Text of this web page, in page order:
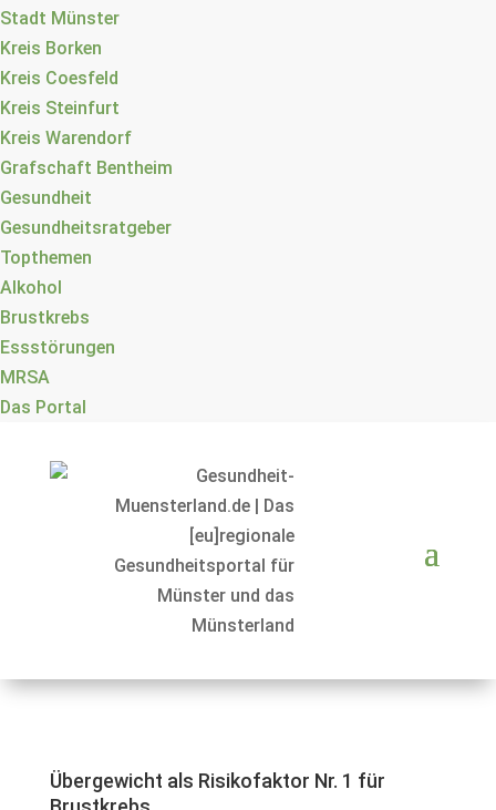
Stadt Münster
Kreis Borken
Kreis Coesfeld
Kreis Steinfurt
Kreis Warendorf
Grafschaft Bentheim
Gesundheit
Gesundheitsratgeber
Topthemen
Alkohol
Brustkrebs
Essstörungen
MRSA
Das Portal
Übergewicht als Risikofaktor Nr. 1 für